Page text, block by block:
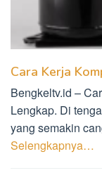
Cara Kerja
Bengkeltv.id –
Lengkap. Di
yang semakin
Selengkapnya…